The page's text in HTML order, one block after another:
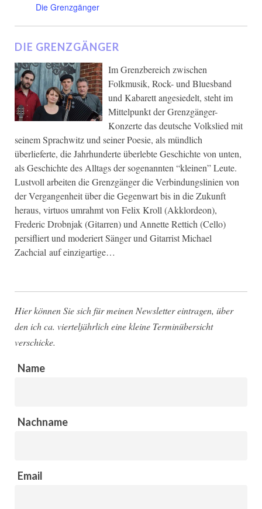
Die Grenzgänger
DIE GRENZGÄNGER
Im Grenzbereich zwischen
Folkmusik, Rock- und Bluesband
und Kabarett angesiedelt, steht im
Mittelpunkt der Grenzgänger-
Konzerte das deutsche Volkslied mit
seinem Sprachwitz und seiner Poesie, als mündlich
überlieferte, die Jahrhunderte überlebte Geschichte von unten,
als Geschichte des Alltags der sogenannten “kleinen” Leute.
Lustvoll arbeiten die Grenzgänger die Verbindungslinien von
der Vergangenheit über die Gegenwart bis in die Zukunft
heraus, virtuos umrahmt von Felix Kroll (Akklordeon),
Frederic Drobnjak (Gitarren) und Annette Rettich (Cello)
persifliert und moderiert Sänger und Gitarrist Michael
Zachcial auf einzigartige…
Hier können Sie sich für meinen Newsletter eintragen, über
den ich ca. vierteljährlich eine kleine Terminübersicht
verschicke.
Name
Nachname
Email